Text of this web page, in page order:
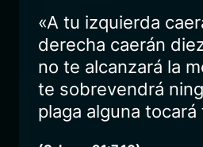
«A tu izquierda
derecha caerán
no te alcanzará la
te sobrevendrá
plaga alguna tocará